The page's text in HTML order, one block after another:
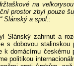
na
prostor zbyl pouze
Slánský a spol.:
Slánský zahrnut a
s dobovou
k domácímu
politikou